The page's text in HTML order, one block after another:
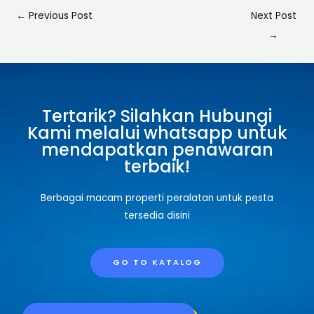
← Previous Post
Next Post
→
Tertarik? Silahkan Hubungi
Kami melalui whatsapp untuk
mendapatkan penawaran
terbaik!
Berbagai macam properti peralatan untuk pesta
tersedia disini
GO TO KATALOG